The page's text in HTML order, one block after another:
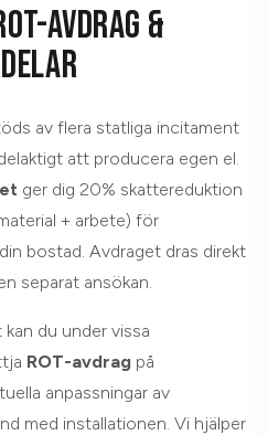
AVDRAG &
av flera statliga incitament
att producera egen el.
ger dig 20% skattereduktion
+ arbete) för
bostad. Avdraget dras direkt
separat ansökan.
du under vissa
ROT-avdrag på
anpassningar av
med installationen. Vi hjälper